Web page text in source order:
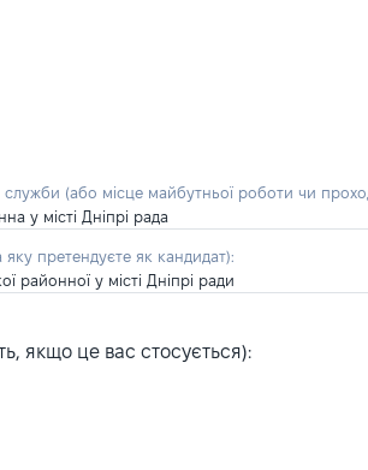
служби (або місце майбутньої роботи чи
у місті Дніпрі рада
претендуєте як кандидат):
районної у місті Дніпрі ради
якщо це вас стосується):